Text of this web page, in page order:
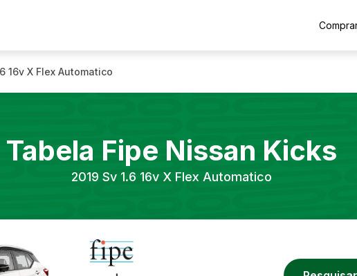
16v X Flex Automatico
Tabela Fipe Nissan Kicks
2019 Sv 1.6 16v X Flex Automatico